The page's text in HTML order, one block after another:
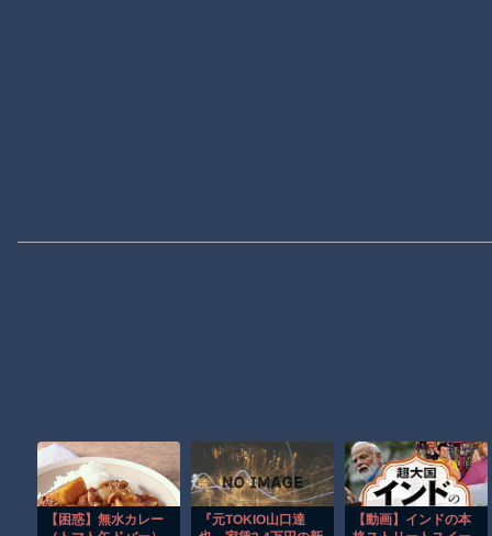
【困惑】無水カレー
『元TOKIO山口達
【動画】インドの本